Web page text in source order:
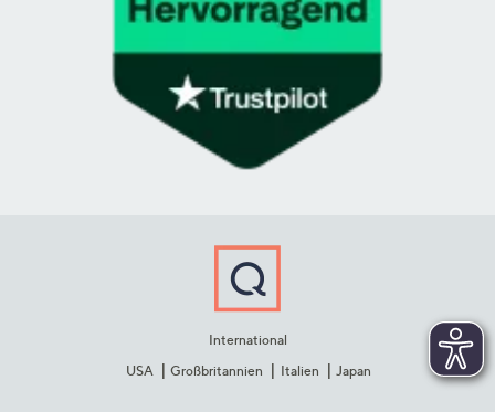
International
USA
Großbritannien Italien Japan